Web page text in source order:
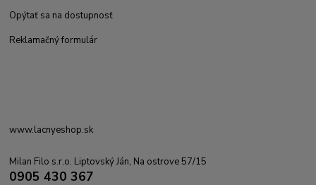
Opýtať sa na dostupnosť
Reklamačný formulár
www.lacnyeshop.sk
Milan Filo s.r.o. Liptovský Ján, Na ostrove 57/15
0905 430 367